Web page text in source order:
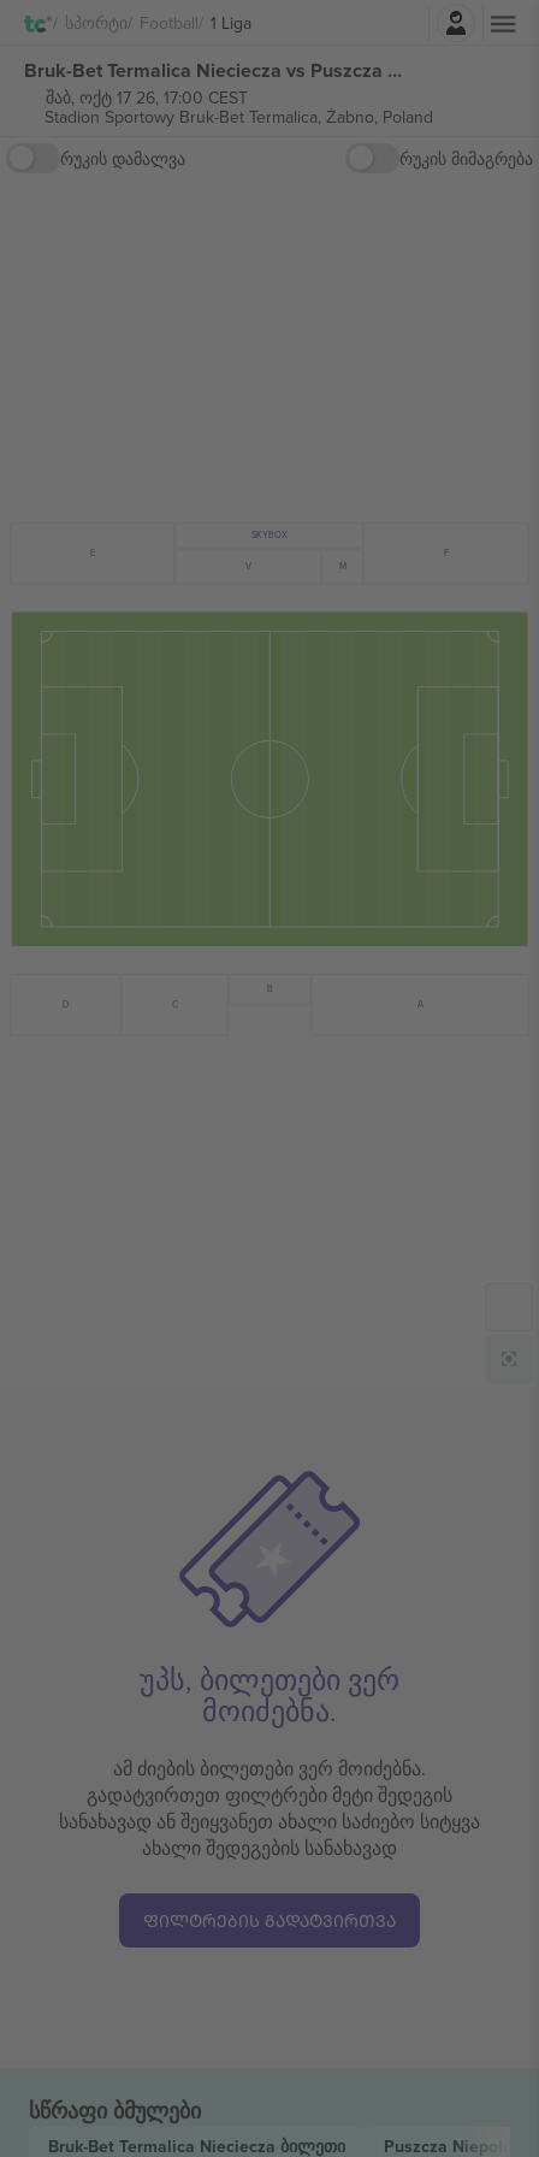
Სპორტი Football 1 Liga
Bruk-Bet Termalica Nieciecza vs Puszcza Niepołomice 1 Liga ბილეთი
შაბ, ოქტ 17 26, 17:00 CEST
Stadion Sportowy Bruk-Bet Termalica, Żabno, Poland
რუკის დამალვა
რუკის მიმაგრება
D C
B
A
F
E
V
SKYBOX
M
უპს, ბილეთები ვერ
მოიძებნა.
ამ ძიების ბილეთები ვერ მოიძებნა.
გადატვირთეთ ფილტრები მეტი შედეგის
სანახავად ან შეიყვანეთ ახალი საძიებო სიტყვა
ახალი შედეგების სანახავად
ᲤᲘᲚᲢᲠᲔᲑᲘᲡ ᲒᲐᲓᲐᲢᲕᲘᲠᲗᲕᲐ
სწრაფი ბმულები
Bruk-Bet Termalica Nieciecza ბილეთი Puszcza